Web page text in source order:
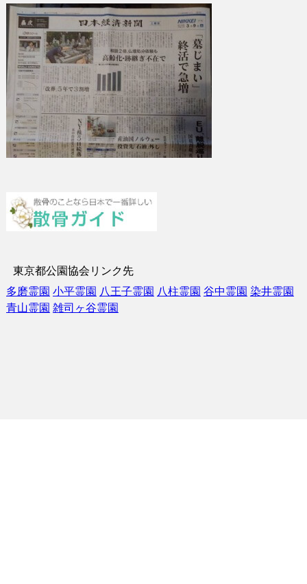
東京都公園協会リンク先
多磨霊園 小平霊園 八王子霊園 八柱霊園 谷中霊園 染井霊園
青山霊園 雑司ヶ谷霊園